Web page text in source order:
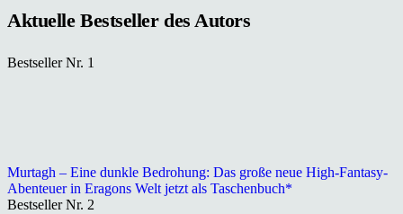
Aktuelle Bestseller des Autors
Bestseller Nr. 1
Murtagh – Eine dunkle Bedrohung: Das große neue High-Fantasy-
Abenteuer in Eragons Welt jetzt als Taschenbuch*
Bestseller Nr. 2